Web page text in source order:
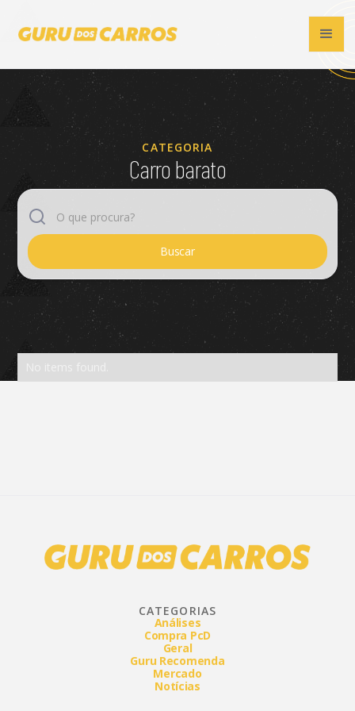
CATEGORIA
Carro barato
CATEGORIAS
Análises
Compra PcD
Geral
Guru Recomenda
Mercado
Notícias